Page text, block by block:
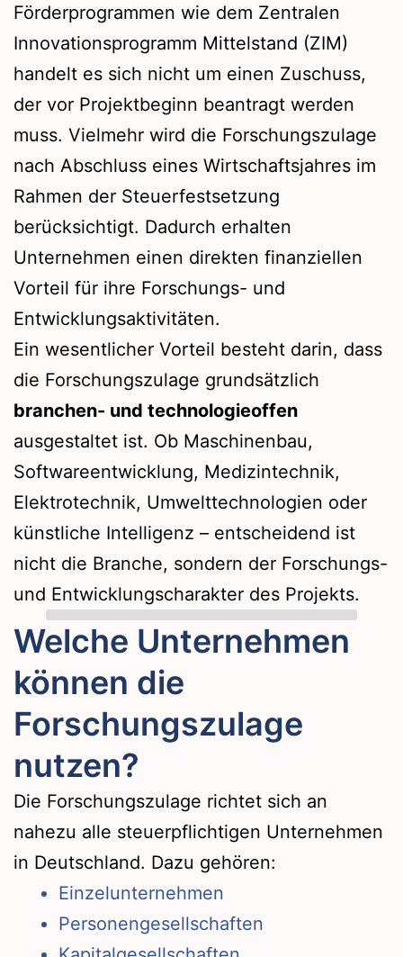
Förderprogrammen wie dem Zentralen
Innovationsprogramm Mittelstand (ZIM)
handelt es sich nicht um einen Zuschuss,
der vor Projektbeginn beantragt werden
muss. Vielmehr wird die Forschungszulage
nach Abschluss eines Wirtschaftsjahres im
Rahmen der Steuerfestsetzung
berücksichtigt. Dadurch erhalten
Unternehmen einen direkten finanziellen
Vorteil für ihre Forschungs- und
Entwicklungsaktivitäten.
Ein wesentlicher Vorteil besteht darin, dass
die Forschungszulage grundsätzlich
branchen- und technologieoffen
ausgestaltet ist. Ob Maschinenbau,
Softwareentwicklung, Medizintechnik,
Elektrotechnik, Umwelttechnologien oder
künstliche Intelligenz – entscheidend ist
nicht die Branche, sondern der Forschungs-
und Entwicklungscharakter des Projekts.
Welche Unternehmen
können die
Forschungszulage
nutzen?
Die Forschungszulage richtet sich an
nahezu alle steuerpflichtigen Unternehmen
in Deutschland. Dazu gehören:
Einzelunternehmen
Personengesellschaften